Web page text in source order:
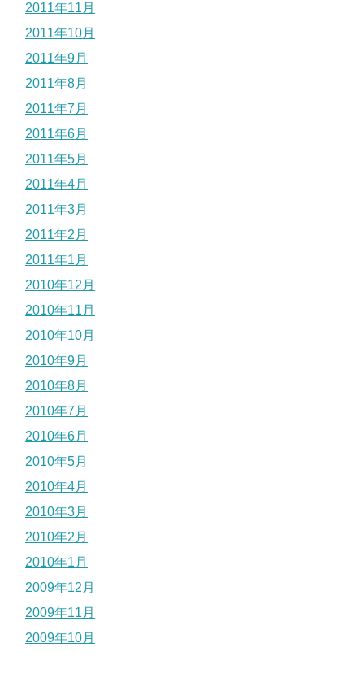
2011年11月
2011年10月
2011年9月
2011年8月
2011年7月
2011年6月
2011年5月
2011年4月
2011年3月
2011年2月
2011年1月
2010年12月
2010年11月
2010年10月
2010年9月
2010年8月
2010年7月
2010年6月
2010年5月
2010年4月
2010年3月
2010年2月
2010年1月
2009年12月
2009年11月
2009年10月